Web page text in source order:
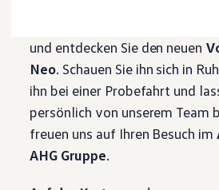
R-Kollektion
Fußball Drop
we drive football
Besitzer und Service
myVolkswagen
Service und Ersatzteile
und entdecken Sie den neuen
Neo. Schauen Sie ihn sich in
ihn bei einer Probefahrt und
persönlich von unserem Team
freuen uns auf Ihren Besuch im
AHG Gruppe.